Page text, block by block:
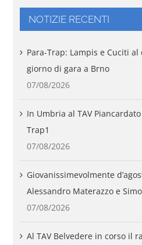
NOTIZIE RECENTI
Para-Trap: Lampis e Cuciti
giorno di gara a Brno
07/08/2026
In Umbria al TAV
Trap1
07/08/2026
Giovanissimevolmente
Alessandro Materazzo e
07/08/2026
Al TAV Belvedere in corso il